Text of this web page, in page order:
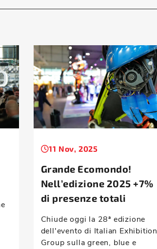
11 Nov, 2025
Grande Ecomondo!
Nell’edizione 2025 +7%
di presenze totali
Chiude oggi la 28ª edizione
dell'evento di Italian Exhibition
Group sulla green, blue e